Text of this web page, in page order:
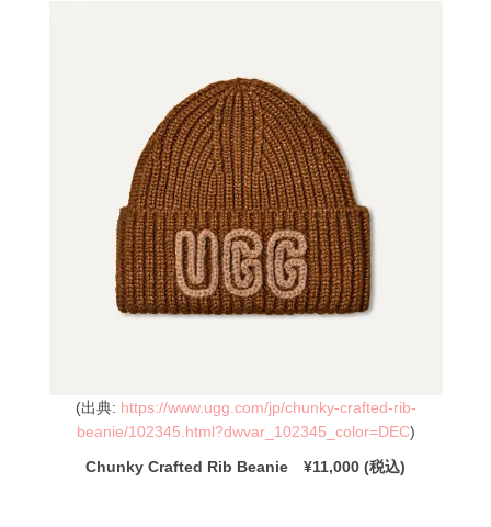
(出典: https://www.ugg.com/jp/chunky-crafted-rib-
beanie/102345.html?dwvar_102345_color=DEC)
Chunky Crafted Rib Beanie ¥11,000 (税込)